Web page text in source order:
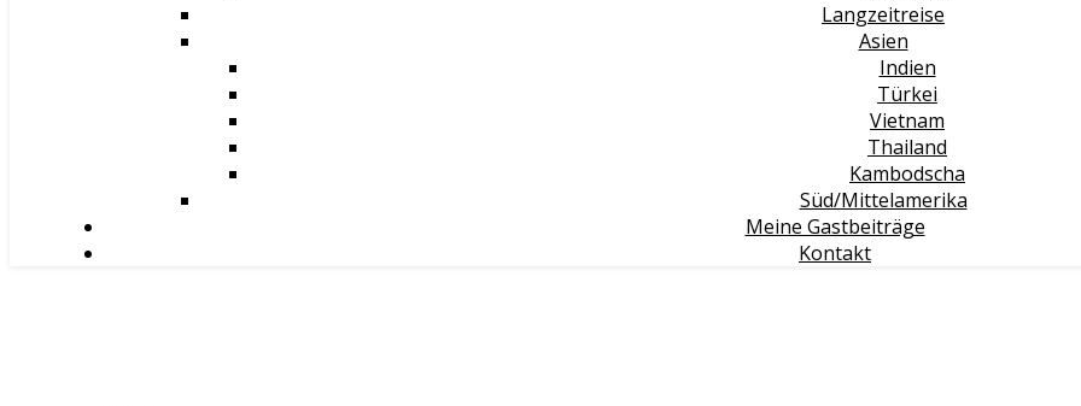
Langzeitreise
Asien
Indien
Türkei
Vietnam
Thailand
Kambodscha
Süd/Mittelamerika
Meine Gastbeiträge
Kontakt